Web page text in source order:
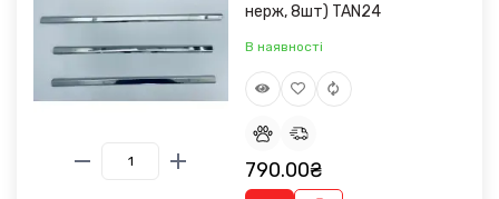
нерж, 8шт) TAN24
В наявності
790.00₴